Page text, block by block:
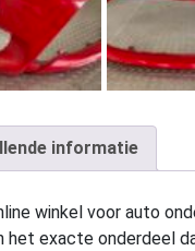
informatie
winkel voor auto
het exacte onderdeel